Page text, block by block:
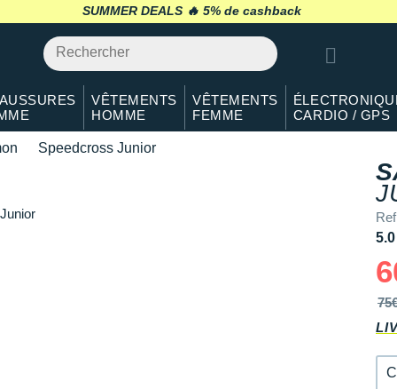
SUMMER DEALS 🔥 retour 30 jours*
VÊTEMENTS
HOMME
VÊTEMENTS
FEMME
CARDIO / GPS
Speedcross Junior
5.0
32 En rupture
34 Il en reste 3 !
35 Il en reste 2 !